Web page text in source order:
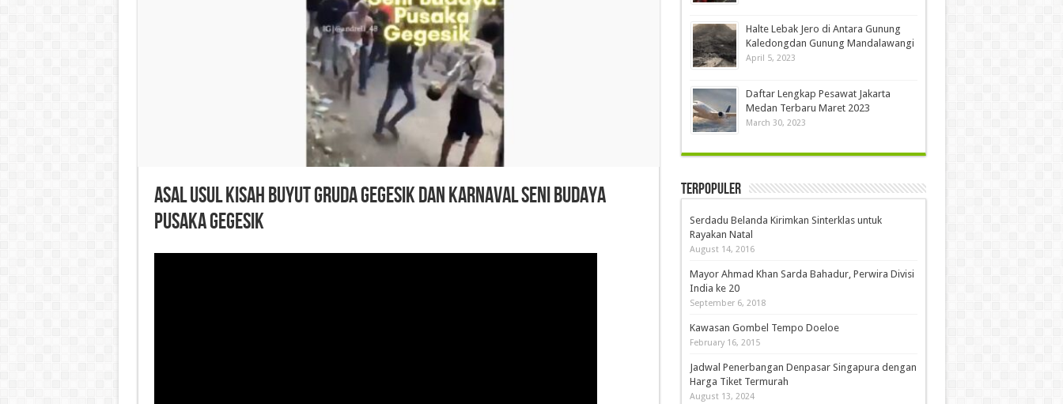
Asal Usul Kisah Buyut Gruda Gegesik dan Karnaval Seni Budaya
Pusaka Gegesik
Halte Lebak Jero di Antara Gunung
Kaledongdan Gunung Mandalawangi
April 5, 2023
Daftar Lengkap Pesawat Jakarta
Medan Terbaru Maret 2023
March 30, 2023
Terpopuler
Serdadu Belanda Kirimkan Sinterklas untuk
Rayakan Natal
August 14, 2016
Mayor Ahmad Khan Sarda Bahadur, Perwira Divisi
India ke 20
September 6, 2018
Kawasan Gombel Tempo Doeloe
February 16, 2015
Jadwal Penerbangan Denpasar Singapura dengan
Harga Tiket Termurah
August 13, 2024